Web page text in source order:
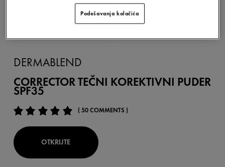
DERMABLEND
CORRECTOR TEČNI KOREKTIVNI PUDER
SPF35
( 50 COMMENTS )
OTKRIJTE
Podešavanja kolačića